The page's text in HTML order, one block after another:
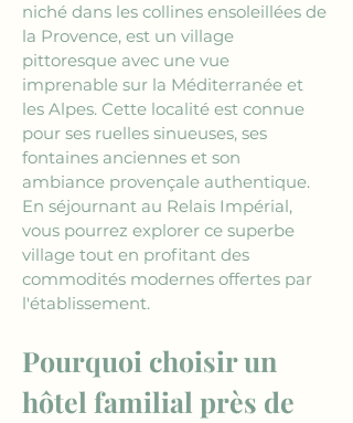
niché dans les collines ensoleillées de
la Provence, est un village
pittoresque avec une vue
imprenable sur la Méditerranée et
les Alpes. Cette localité est connue
pour ses ruelles sinueuses, ses
fontaines anciennes et son
ambiance provençale authentique.
En séjournant au Relais Impérial,
vous pourrez explorer ce superbe
village tout en profitant des
commodités modernes offertes par
l'établissement.
Pourquoi choisir un
hôtel familial près de